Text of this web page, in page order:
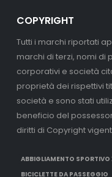
COPYRIGHT
Tutti i marchi riportati
marchi di terzi, nomi di
corporativi e società
proprietà dei rispettivi
società e sono stati
beneficio del
diritti di Copyright
ABBIGLIAMENTO SPORTIVO
BICICLETTE DA PASSEGGIO